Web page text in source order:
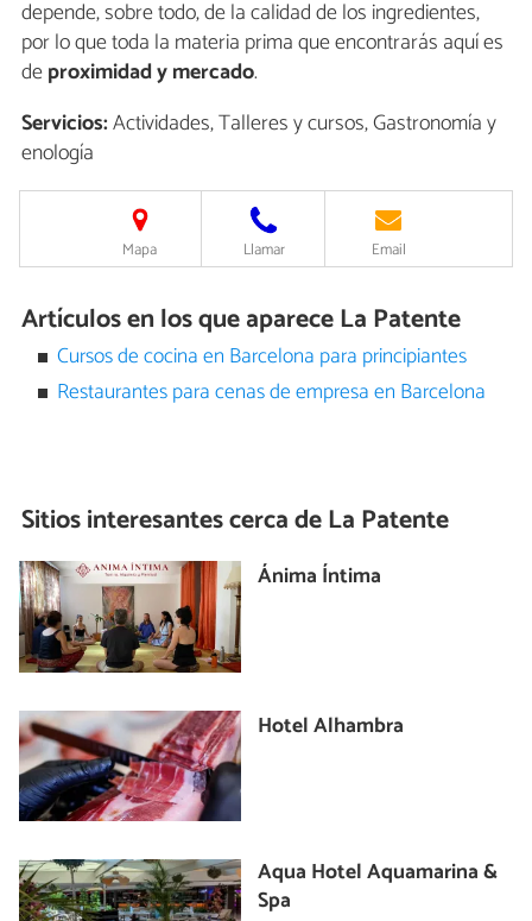
depende, sobre todo, de la calidad de los ingredientes,
por lo que toda la materia prima que encontrarás aquí es
deproximidad y mercado.
Servicios:Actividades, Talleres y cursos, Gastronomía y
enología
Mapa Llamar Email
Artículos en los que aparece La Patente
Cursos de cocina en Barcelona para principiantes
Restaurantes para cenas de empresa en Barcelona
Sitios interesantes cerca deLa Patente
Ánima Íntima
Hotel Alhambra
Aqua Hotel Aquamarina &
Spa